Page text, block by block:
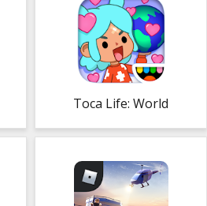
Toca Life: World